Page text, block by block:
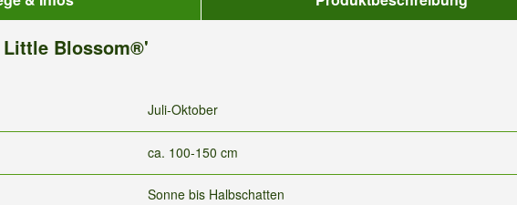
Blossom®'
Juli-Oktober
ca. 100-150 cm
Sonne bis Halbschatten